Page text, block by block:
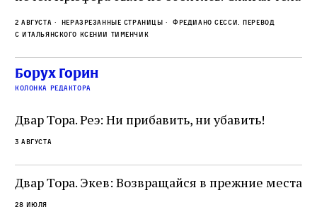
верны своему архаичному культу смерти, но и
скрывали от населения соседних городов,
сколько узников погибало каждый день в этих
жутких местах
2 августа Неразрезанные страницы
Фредиано Сесси. Перевод
с итальянского Ксении Тименчик
Борух Горин
колонка редактора
Двар Тора. Реэ: Ни прибавить, ни убавить!
3 августа
Двар Тора. Экев: Возвращайся в прежние места
28 июля